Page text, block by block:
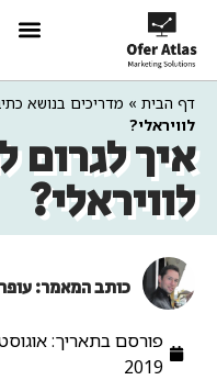
דף הבית » מדריכים בנושא
לוויראלי?
איך
לוויראלי?
כותב המאמר:
פורסם בתאריך:
2019